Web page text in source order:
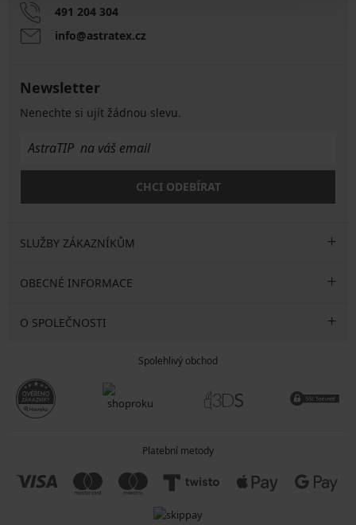
491 204 304
info@astratex.cz
Newsletter
Nenechte si ujít žádnou slevu.
CHCI ODEBÍRAT
SLUŽBY ZÁKAZNÍKŮM
OBECNÉ INFORMACE
O SPOLEČNOSTI
Spolehlivý obchod
Platební metody